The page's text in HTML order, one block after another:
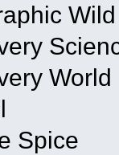
Wild
World
Spice